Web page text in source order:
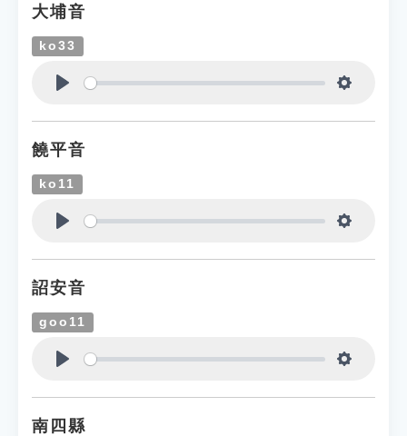
大埔音
ko33
饒平音
ko11
詔安音
goo11
南四縣